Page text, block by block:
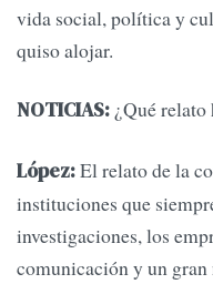
vida social, política y
quiso alojar.
NOTICIAS: ¿Qué
López:El relato de la
instituciones que
investigaciones, los
comunicación y un